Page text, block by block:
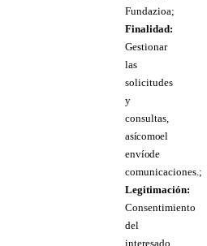
Fundazioa;
Finalidad:
Gestionar
las
solicitudes
y
consultas,
así como el
envío de
comunicaciones.;
Legitimación:
Consentimiento
del
interesado